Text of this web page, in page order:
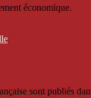
économique.
sont publiés